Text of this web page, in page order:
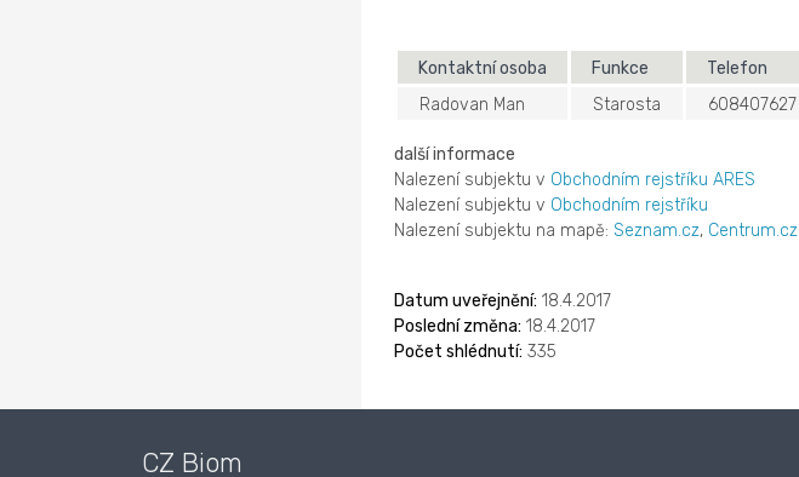
Kontaktní osoba Funkce Telefon
Radovan Man
Starosta 608407627
další informace
Nalezení subjektu v Obchodním rejstříku ARES
Nalezení subjektu v Obchodním rejstříku
Nalezení subjektu na mapě: Seznam.cz, Centrum.cz
Datum uveřejnění: 18.4.2017
Poslední změna: 18.4.2017
Počet shlédnutí: 335
CZ Biom